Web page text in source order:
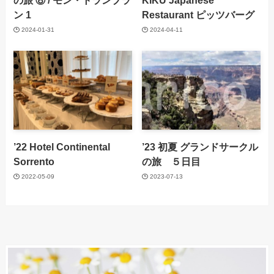
ン 1
2024-01-31
Restaurant ピッツバーグ
2024-04-11
’22 Hotel Continental
Sorrento
2022-05-09
’23 初夏 グランドサークル
の旅 ５日目
2023-07-13